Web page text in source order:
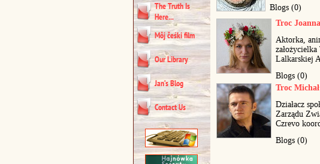
The Truth Is
Here...
Môj čeśki film
Our Library
Jan’s Blog
Contact Us
Blogs (0)
Troc Joanna
Aktorka,
Lalkarskiej
Blogs (0)
Troc Michał
Działacz
Zarządu
Czrevo
Blogs (0)